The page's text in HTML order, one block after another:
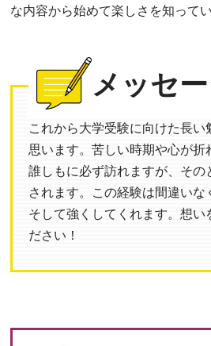
な内容から始めて楽しさを知って
メッセ
これから大学受験に向けた長い
思います。苦しい時期や心が折
誰しもに必ず訪れますが、その
されます。この経験は間違いな
そして強くしてくれます。想い
ださい！